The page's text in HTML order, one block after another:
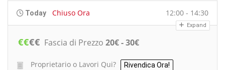
Today Chiuso Ora 12:00 - 14:30
Expand
€€€€ Fascia di Prezzo 20€ - 30€
Proprietario o Lavori Qui? Rivendica Ora!